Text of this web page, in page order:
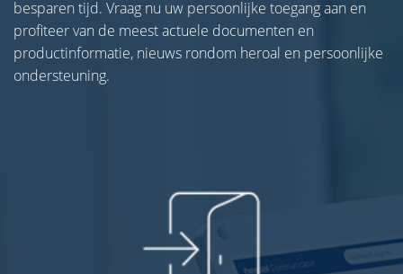
besparen tijd. Vraag nu uw persoonlijke toegang aan en
profiteer van de meest actuele documenten en
productinformatie, nieuws rondom heroal en persoonlijke
ondersteuning.